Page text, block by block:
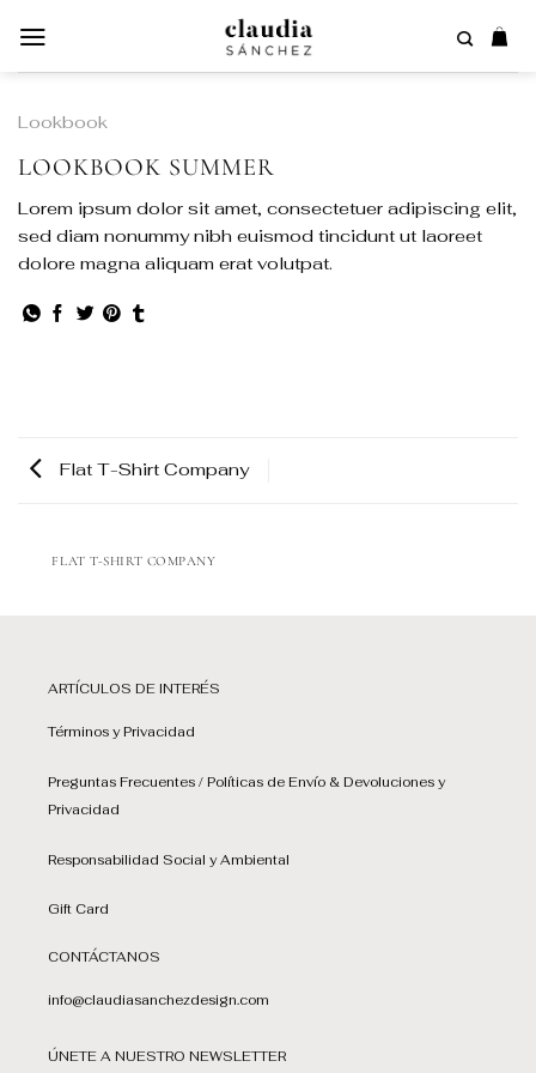
contenido
Lookbook
LOOKBOOK SUMMER
Lorem ipsum dolor sit amet, consectetuer adipiscing elit,
sed diam nonummy nibh euismod tincidunt ut laoreet
dolore magna aliquam erat volutpat.
Flat T-Shirt Company
FLAT T-SHIRT COMPANY
ARTÍCULOS DE INTERÉS
Términos y Privacidad
Preguntas Frecuentes / Políticas de Envío & Devoluciones y
Privacidad
Responsabilidad Social y Ambiental
Gift Card
CONTÁCTANOS
info@claudiasanchezdesign.com
ÚNETE A NUESTRO NEWSLETTER